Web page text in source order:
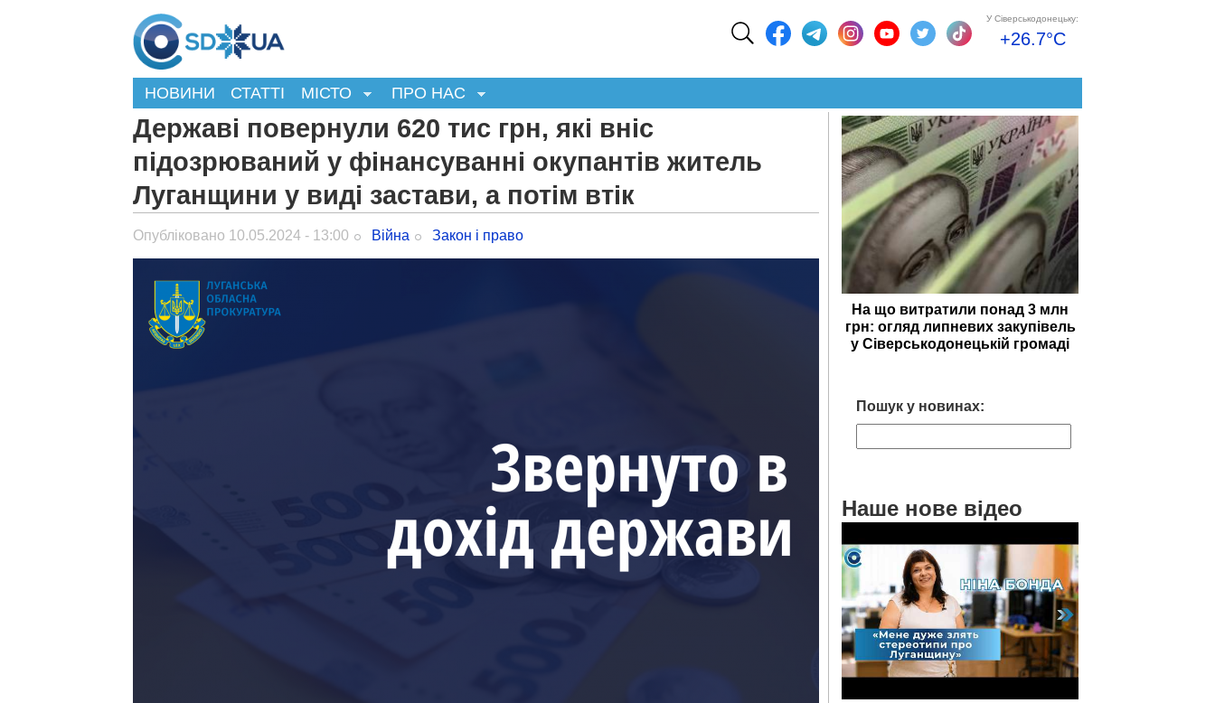
У Сіверськодонецьку:
+26.7°C
НОВИНИ СТАТТІ МІСТО ПРО НАС
Державі повернули 620 тис грн, які вніс
підозрюваний у фінансуванні окупантів житель
Луганщини у виді застави, а потім втік
Опубліковано 10.05.2024 - 13:00 Війна Закон і право
На що витратили понад 3 млн
грн: огляд липневих закупівель
у Сіверськодонецькій громаді
Пошук у новинах:
Наше нове відео